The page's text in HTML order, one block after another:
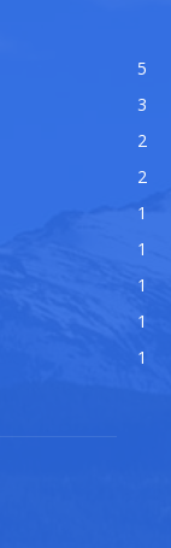
5
3
2
2
1
1
1
1
1